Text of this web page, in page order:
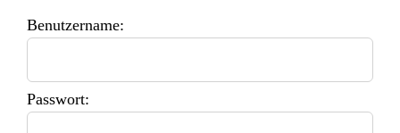
Benutzername:
Passwort: